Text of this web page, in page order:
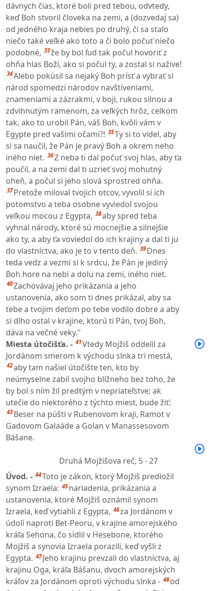
dávnych čias, ktoré boli pred tebou, odvtedy,
keď Boh stvoril človeka na zemi, a (dozvedaj sa)
od jedného kraja nebies po druhý, či sa stalo
niečo také veľké ako toto a či bolo počuť niečo
podobné, 33že by bol ľud tak počul hovoriť z
ohňa hlas Boží, ako si počul ty, a zostal si nažive!
34Alebo pokúsil sa nejaký Boh prísť a vybrať si
národ spomedzi národov navštíveniami,
znameniami a zázrakmi, v boji, rukou silnou a
zdvihnutým ramenom, za veľkých hrôz, celkom
tak, ako to urobil Pán, váš Boh, kvôli vám v
Egypte pred vašimi očami?! 35Ty si to videl, aby
si sa naučil, že Pán je pravý Boh a okrem neho
iného niet. 36Z neba ti dal počuť svoj hlas, aby ťa
poučil, a na zemi dal ti uzrieť svoj mohutný
oheň, a počul si jeho slová sprostred ohňa.
37 Pretože miloval tvojich otcov, vyvolil si ich
potomstvo a teba osobne vyviedol svojou
veľkou mocou z Egypta, 38aby spred teba
vyhnal národy, ktoré sú mocnejšie a silnejšie
ako ty, a aby ťa voviedol do ich krajiny a dal ti ju
do vlastníctva, ako je to v tento deň. 39 Dnes
teda vedz a vezmi si k srdcu, že Pán je jediný
Boh hore na nebi a dolu na zemi, iného niet.
40Zachovávaj jeho prikázania a jeho
ustanovenia, ako som ti dnes prikázal, aby sa
tebe a tvojim deťom po tebe vodilo dobre a aby
si dlho ostal v krajine, ktorú ti Pán, tvoj Boh,
dáva na večné veky."
Miesta útočišťa. - 41Vtedy Mojžiš oddelil za
Jordánom smerom k východu slnka tri mestá,
42aby tam našiel útočište ten, kto by
neúmyselne zabil svojho blížneho bez toho, že
by bol s ním žil predtým v nepriateľstve; ak
utečie do niektorého z týchto miest, bude žiť:
43 Beser na púšti v Rubenovom kraji, Ramot v
Gadovom Galaáde a Golan v Manassesovom
Bášane.
Druhá Mojžišova reč, 5 - 27
Úvod. - 44Toto je zákon, ktorý Mojžiš predložil
synom Izraela: 45 nariadenia, prikázania a
ustanovenia, ktoré Mojžiš oznámil synom
Izraela, keď vytiahli z Egypta, 46za Jordánom v
údolí naproti Bet-Peoru, v krajine amorejského
kráľa Sehona, čo sídlil v Hesebone, ktorého
Mojžiš a synovia Izraela porazili, keď vyšli z
Egypta. 47 Jeho krajinu prevzali do vlastníctva, aj
krajinu Oga, kráľa Bášanu, dvoch amorejských
kráľov za Jordánom oproti východu slnka - 48 od